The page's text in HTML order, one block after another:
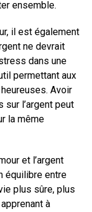
ensemble.
il est également
ne devrait
dans une
permettant aux
Avoir
l’argent peut
la même
et l’argent
équilibre entre
plus sûre, plus
à